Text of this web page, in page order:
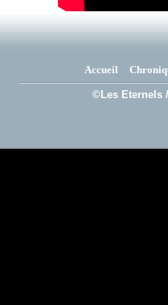
Accueil
©Les Eternels